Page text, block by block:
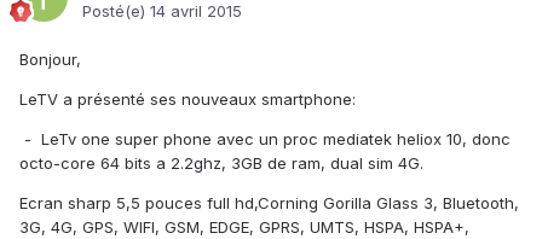
Posté(e) 14 avril 2015
Bonjour,
LeTV a présenté ses nouveaux smartphone:
- LeTv one super phone avec un proc mediatek heliox 10, donc
octo-core 64 bits a 2.2ghz, 3GB de ram, dual sim 4G.
Ecran sharp 5,5 pouces full hd,Corning Gorilla Glass 3, Bluetooth,
3G, 4G, GPS, WIFI, GSM, EDGE, GPRS, UMTS, HSPA, HSPA+,